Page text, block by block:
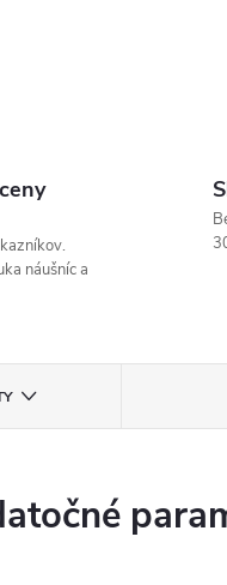
náušníc a